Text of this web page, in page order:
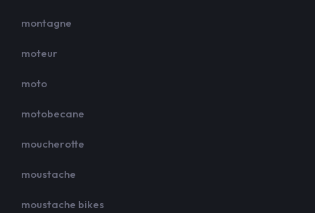
montagne
moteur
moto
motobecane
moucherotte
moustache
moustache bikes